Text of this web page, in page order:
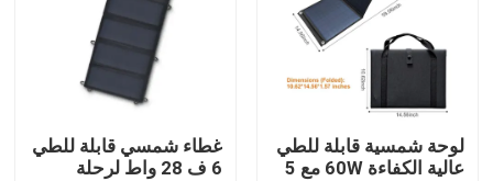
لوحة شمسية مرنة
بطانية شمسية قابلة للطي
شاحن البطاريات الشمسية
لوحة شمسية قابلة للطي
عالية الكفاءة 60W مع 5
غطاء شمسي قابلة للطي
6 ف 28 واط لرحلة